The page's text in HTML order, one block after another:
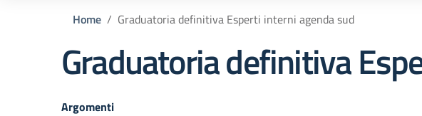
Home Graduatoria definitiva Esperti interni agenda sud
Graduatoria definitiva
Argomenti